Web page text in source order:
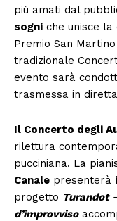
più amati dal
sogni che unisce la
Premio San
tradizionale
evento sarà
trasmessa in
Il Concerto degli
rilettura
pucciniana. La
Canale presenterà
progetto Turandot
d’improvviso